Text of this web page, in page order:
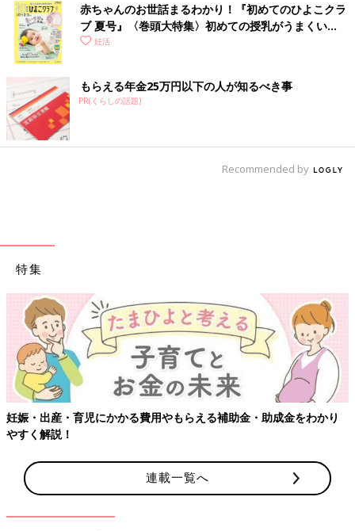
赤ちゃんのお世話まるわかり！『初めてのひよこクラ
ブ 夏号』〈巻頭大特集〉初めての授乳がうまくい
く！ おっぱい・ミルクの基本と夏のトラブル 解決テ
妊活
もらえる年金25万円以下の人が知るべき事
PR(くらしの話題)
Recommended by
特集
【ワクチン接種できるものも】妊婦の感染症対策、知っておいて！
連載一覧へ